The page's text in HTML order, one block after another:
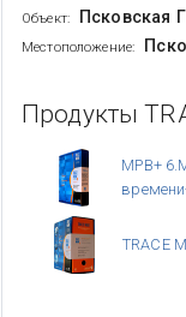
Объект: Псковская
Местоположение:
Продукты
МРВ+
TRACE